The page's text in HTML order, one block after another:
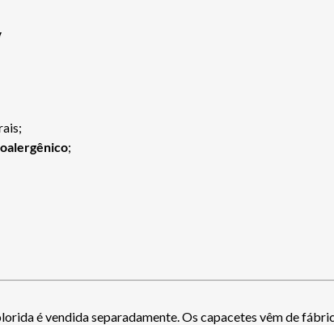
;
é vendida separadamente. Os capacetes vêm de